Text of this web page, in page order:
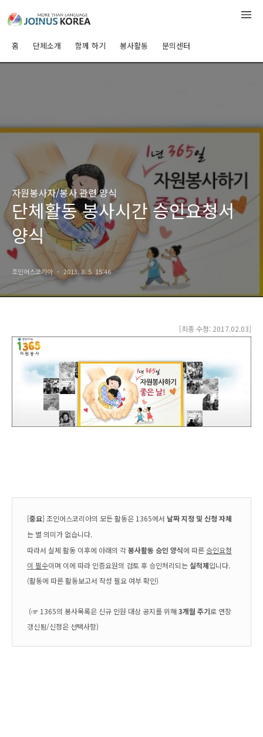
홈 단체소개 함께 하기 봉사활동 문의센터
자원봉사자/봉사 관련 양식
단체활동 봉사시간 승인요청서
양식
조인어스코리아 2013. 8. 5. 15:46
[최종 수정: 2017.02.03]
[중요] 조인어스코리아의 모든 활동은 1365에서 날짜 지정 및 신청 자체
는 별 의미가 없습니다.
따라서 실제 활동 이후에 아래의 각봉사활동 승인 양식에 따른 승인요청
이 필수이며 이에 따라 인증요원의 검토 후 승인처리되는실적제입니다.
(활동에 따른 활동보고서 작성 필요 여부 확인)
(☞ 1365의 봉사목록은 신규 인원 대상 공지를 위해3개월 주기로 연장
갱신됨/신청은 선택사항)